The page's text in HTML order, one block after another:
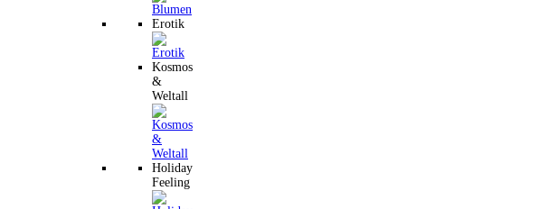
Erotik
Kosmos
&
Weltall
Holiday
Feeling